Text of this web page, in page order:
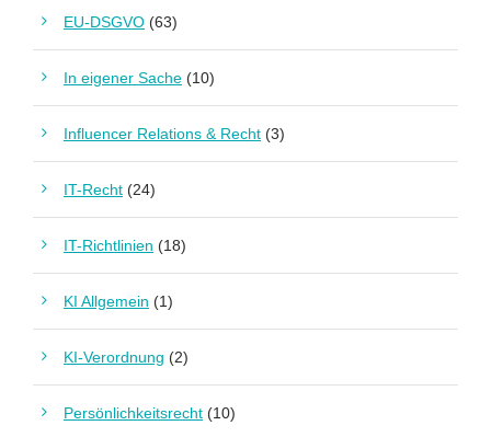
EU-DSGVO (63)
In eigener Sache (10)
Influencer Relations & Recht (3)
IT-Recht (24)
IT-Richtlinien (18)
KI Allgemein (1)
KI-Verordnung (2)
Persönlichkeitsrecht (10)